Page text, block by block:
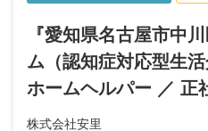
『愛知県名古屋市中
ム（認知症対応型生
ホームヘルパー ／ 正
株式会社安里